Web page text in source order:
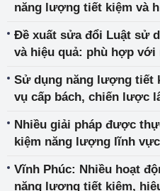
năng lượng tiết kiệm và
Đề xuất sửa đổi Luật sử
và hiệu quả: phù hợp
Sử dụng năng lượng tiết
vụ cấp bách, chiến lược
Nhiều giải pháp được
kiệm năng lượng lĩnh
Vĩnh Phúc: Nhiều hoạt
năng lượng tiết kiệm,